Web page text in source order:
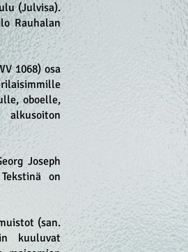
(Julvisa).
Rauhalan
1068) osa
oboelle,
Joseph
on
(san.
kuuluvat